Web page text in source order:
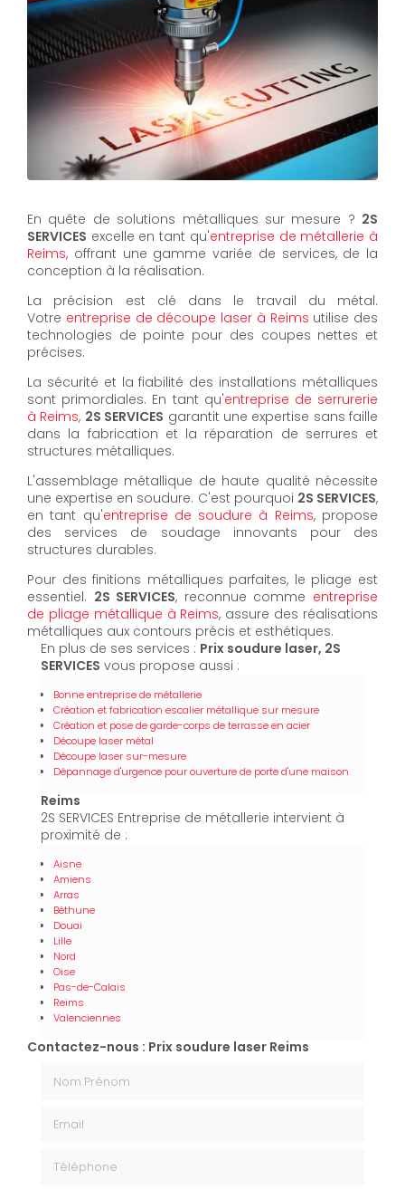
En quête de solutions métalliques sur mesure ? 2S
SERVICES excelle en tant qu'entreprise de métallerie à
Reims, offrant une gamme variée de services, de la
conception à la réalisation.
La précision est clé dans le travail du métal.
Votre entreprise de découpe laser à Reims utilise des
technologies de pointe pour des coupes nettes et
précises.
La sécurité et la fiabilité des installations métalliques
sont primordiales. En tant qu'entreprise de serrurerie
à Reims, 2S SERVICES garantit une expertise sans faille
dans la fabrication et la réparation de serrures et
structures métalliques.
L'assemblage métallique de haute qualité nécessite
une expertise en soudure. C'est pourquoi 2S SERVICES,
en tant qu'entreprise de soudure à Reims, propose
des services de soudage innovants pour des
structures durables.
Pour des finitions métalliques parfaites, le pliage est
essentiel. 2S SERVICES, reconnue comme entreprise
de pliage métallique à Reims, assure des réalisations
métalliques aux contours précis et esthétiques.
En plus de ses services : Prix soudure laser, 2S
SERVICES vous propose aussi :
Bonne entreprise de métallerie
Création et fabrication escalier métallique sur mesure
Création et pose de garde-corps de terrasse en acier
Découpe laser métal
Découpe laser sur-mesure
Dépannage d'urgence pour ouverture de porte d'une maison
Reims
2S SERVICES Entreprise de métallerie intervient à
proximité de :
Aisne
Amiens
Arras
Béthune
Douai
Lille
Nord
Oise
Pas-de-Calais
Reims
Valenciennes
Contactez-nous : Prix soudure laser Reims